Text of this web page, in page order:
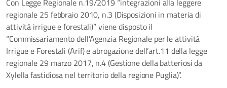
Con Legge Regionale n.19/2019 “integrazioni alla leggere
regionale 25 febbraio 2010, n.3 (Disposizioni in materia di
attività irrigue e forestali)” viene disposto il
“Commissariamento dell’Agenzia Regionale per le attività
Irrigue e Forestali (Arif) e abrogazione dell’art.11 della legge
regionale 29 marzo 2017, n.4 (Gestione della batteriosi da
Xylella fastidiosa nel territorio della regione Puglia)”.